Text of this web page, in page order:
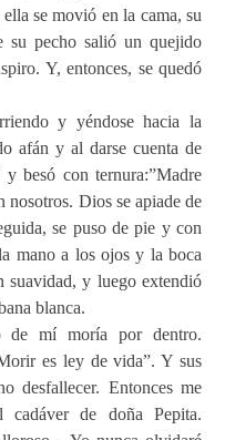
se movió en la cama, su
su pecho salió un quejido
Y, entonces, se quedó
y yéndose hacia la
afán y al darse cuenta de
besó con ternura:”Madre
nosotros. Dios se apiade de
se puso de pie y con
mano a los ojos y la boca
suavidad, y luego extendió
blanca.
de mí moría por dentro.
es ley de vida”. Y sus
desfallecer. Entonces me
de doña Pepita.